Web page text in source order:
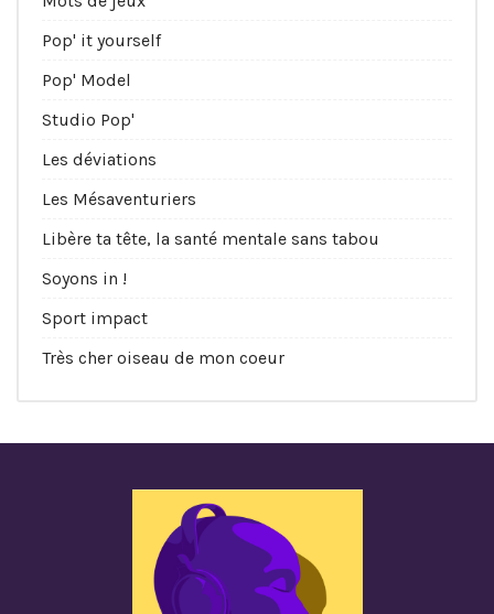
Pop' it yourself
Pop' Model
Studio Pop'
Les déviations
Les Mésaventuriers
Libère ta tête, la santé mentale sans tabou
Soyons in !
Sport impact
Très cher oiseau de mon coeur